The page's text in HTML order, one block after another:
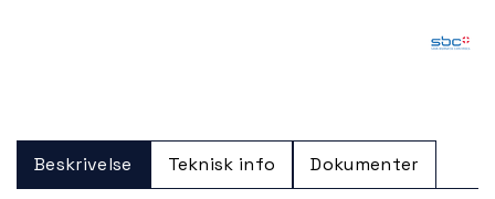
Beskrivelse Teknisk info Dokumenter